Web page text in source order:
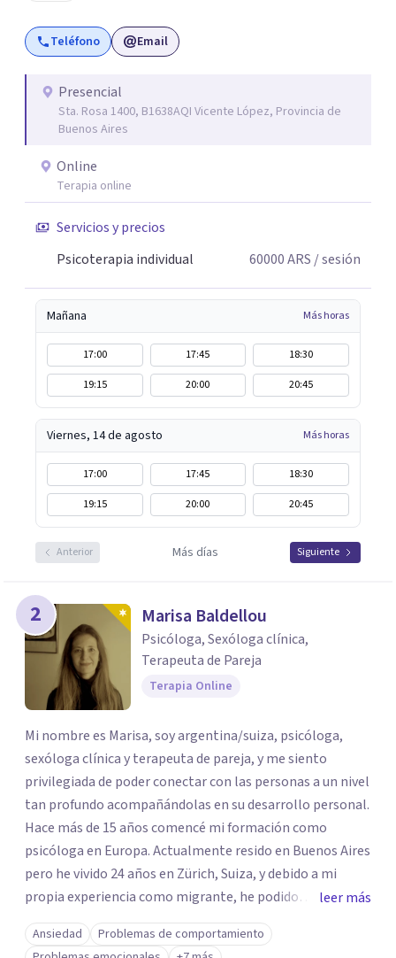
Teléfono Email
Presencial
Sta. Rosa 1400, B1638AQI Vicente López, Provincia de
Buenos Aires
Online
Terapia online
Servicios y precios
Psicoterapia individual
60000ARS / sesión
Mañana Más horas
17:00 17:45
18:30
19:15
20:00 20:45
Viernes, 14 de agosto Más horas
17:00 17:45
18:30
19:15
20:00 20:45
Anterior Más días Siguiente
2 Marisa Baldellou
Psicóloga, Sexóloga clínica,
Terapeuta de Pareja
Terapia Online
Mi nombre es Marisa, soy argentina/suiza, psicóloga,
sexóloga clínica y terapeuta de pareja, y me siento
privilegiada de poder conectar con las personas a un nivel
tan profundo acompañándolas en su desarrollo personal.
Hace más de 15 años comencé mi formación como
psicóloga en Europa. Actualmente resido en Buenos Aires
pero he vivido 24 años en Zürich, Suiza, y debido a mi
propia experiencia como migrante, he podido
profundizar en la problemática de la Inmigración y en el
ámbito de la intervención en situaciones de crisis. Valoro
leer más
Ansiedad
Problemas de comportamiento